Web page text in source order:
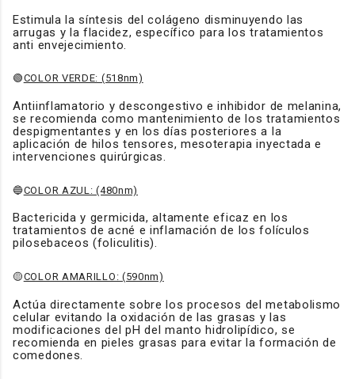
Estimula la síntesis del colágeno disminuyendo las
arrugas y la flacidez, específico para los tratamientos
anti envejecimiento.
🟢COLOR VERDE: (518nm)
Antiinflamatorio y descongestivo e inhibidor de melanina,
se recomienda como mantenimiento de los tratamientos
despigmentantes y en los días posteriores a la
aplicación de hilos tensores, mesoterapia inyectada e
intervenciones quirúrgicas.
🔵COLOR AZUL: (480nm)
Bactericida y germicida, altamente eficaz en los
tratamientos de acné e inflamación de los folículos
pilosebaceos (foliculitis).
🟡COLOR AMARILLO: (590nm)
Actúa directamente sobre los procesos del metabolismo
celular evitando la oxidación de las grasas y las
modificaciones del pH del manto hidrolipídico, se
recomienda en pieles grasas para evitar la formación de
comedones.